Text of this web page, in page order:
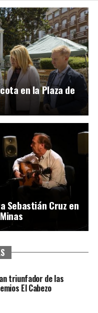
en la Plaza de
Sebastián Cruz en
triunfador de las
El Cabezo